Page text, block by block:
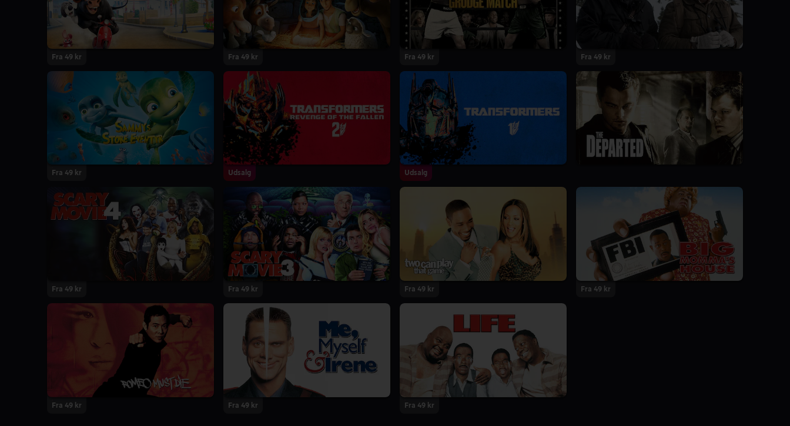
Fra 49 kr Fra 49 kr Fra 49 kr Fra 49 kr
Fra 49 kr Udsalg Udsalg
Fra 49 kr Fra 49 kr Fra 49 kr Fra 49 kr
Fra 49 kr Fra 49 kr Fra 49 kr